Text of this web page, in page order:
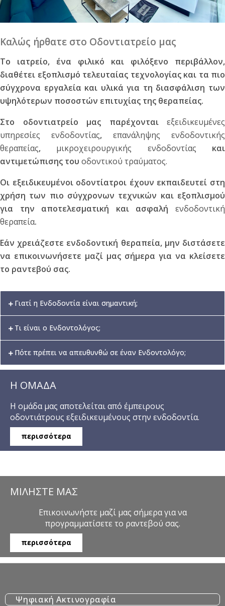
Καλώς ήρθατε στο Οδοντιατρείο μας
Το ιατρείο, ένα φιλικό και φιλόξενο περιβάλλον,
διαθέτει εξοπλισμό τελευταίας τεχνολογίας και τα πιο
σύγχρονα εργαλεία και υλικά για τη διασφάλιση των
υψηλότερων ποσοστών επιτυχίας της θεραπείας.
Στο οδοντιατρείο μας παρέχονται εξειδικευμένες
υπηρεσίες ενδοδοντίας, επανάληψης ενδοδοντικής
θεραπείας, μικροχειρουργικής ενδοδοντίας και
αντιμετώπισης του οδοντικού τραύματος.
Οι εξειδικευμένοι οδοντίατροι έχουν εκπαιδευτεί στη
χρήση των πιο σύγχρονων τεχνικών και εξοπλισμού
για την αποτελεσματική και ασφαλή ενδοδοντική
θεραπεία.
Εάν χρειάζεστε ενδοδοντική θεραπεία, μην διστάσετε
να επικοινωνήσετε μαζί μας σήμερα για να κλείσετε
το ραντεβού σας.
Γιατί η Ενδοδοντία είναι σημαντική;
Τι είναι ο Ενδοντολόγος;
Πότε πρέπει να απευθυνθώ σε έναν Ενδοντολόγο;
Η ΟΜΑΔΑ
Η ομάδα μας αποτελείται από έμπειρους
οδοντιάτρους εξειδικευμένους στην ενδοδοντία.
περισσότερα
ΜΙΛΗΣΤΕ ΜΑΣ
Επικοινωνήστε μαζί μας σήμερα για να
προγραμματίσετε το ραντεβού σας.
περισσότερα
Ψηφιακή Aκτινογραφία